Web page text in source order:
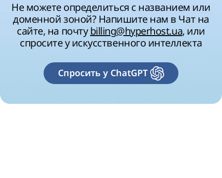
Не можете определиться с названием или
доменной зоной? Напишите нам в Чат на
сайте, на почтуbilling@hyperhost.ua, или
спросите у искусственного интеллекта
Спросить у ChatGPT